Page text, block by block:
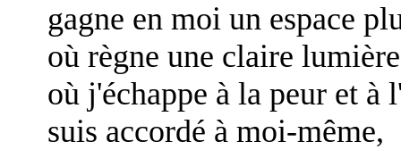
gagne en moi un espace
où règne une claire
où j'échappe à la peur et à
suis accordé à moi-même,